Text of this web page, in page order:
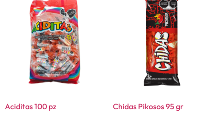
Aciditas 100 pz Chidas Pikosos 95 gr